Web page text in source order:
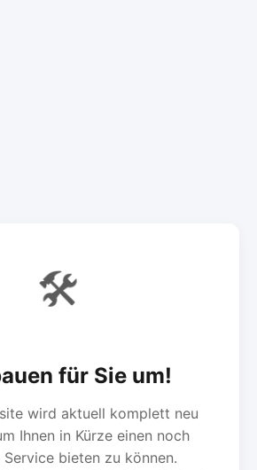
🛠️
für Sie um!
wird aktuell komplett neu
Ihnen in Kürze einen noch
Service bieten zu können.